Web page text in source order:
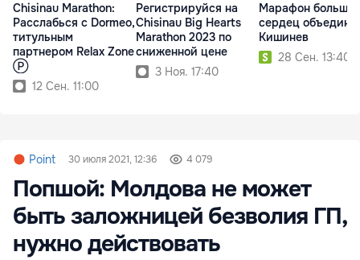
Chisinau Marathon:
Расслабься с Dormeo,
титульным
партнером Relax Zone
Ⓟ
12 Сен. 11:00
Регистрируйся на
Chisinau Big Hearts
Marathon 2023 по
сниженной цене
3 Ноя. 17:40
Марафон больших
сердец
Кишинев
28 Сен. 13:40
Point 30 июля 2021, 12:36 4 079
Попшой: Молдова не может
быть заложницей безволия ГП,
нужно действовать